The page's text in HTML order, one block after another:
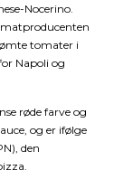
Nocerino.
tomater i
Napoli og
røde farve og
og er ifølge
den